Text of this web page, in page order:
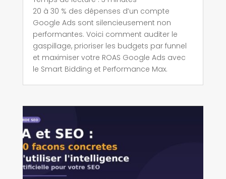
20 à 30 % des dépenses d’un compte
Google Ads sont silencieusement non
performantes. Voici comment auditer le
gaspillage, prioriser les budgets par funnel
et maximiser votre ROAS Google Ads avec
le Smart Bidding et Performance Max.